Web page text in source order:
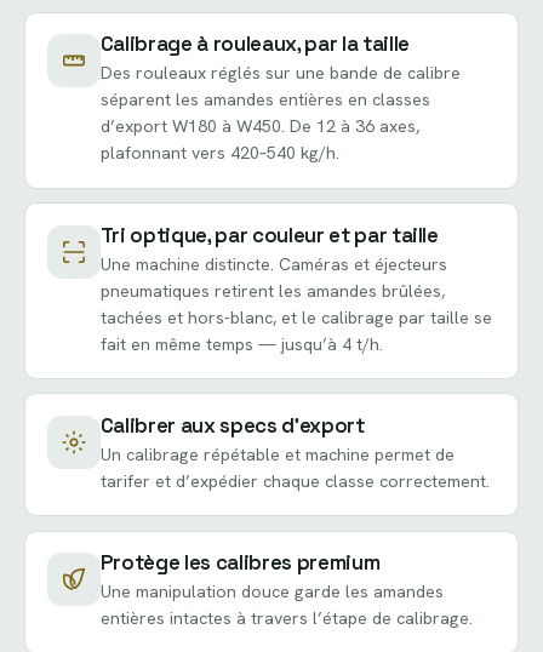
Calibrage à rouleaux, par la taille
Des rouleaux réglés sur une bande de calibre
séparent les amandes entières en classes
d’export W180 à W450. De 12 à 36 axes,
plafonnant vers 420–540 kg/h.
Tri optique, par couleur et par taille
Une machine distincte. Caméras et éjecteurs
pneumatiques retirent les amandes brûlées,
tachées et hors-blanc, et le calibrage par taille se
fait en même temps — jusqu’à 4 t/h.
Calibrer aux specs d’export
Un calibrage répétable et machine permet de
tarifer et d’expédier chaque classe correctement.
Protège les calibres premium
Une manipulation douce garde les amandes
entières intactes à travers l’étape de calibrage.